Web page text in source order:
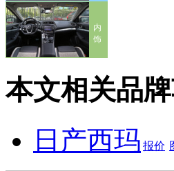
内
饰
本文相关品
日产西玛 报价